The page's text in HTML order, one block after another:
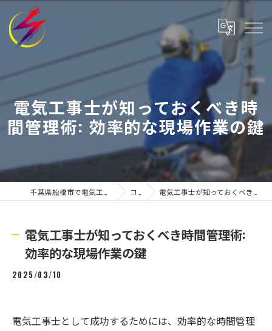
電気工事士が知っておくべき時
間管理術: 効率的な現場作業の鍵
コラム 電気工事士が知っておくべき時間管理術: 効率的な現場作業の鍵
電気工事士が知っておくべき時間管理術:
効率的な現場作業の鍵
2025/03/10
電気工事士として成功するためには、効率的な時間管理